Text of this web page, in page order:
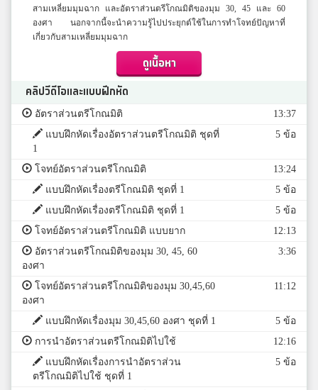
สามเหลี่ยมมุมฉาก และอัตราส่วนตรีโกณมิติของมุม 30, 45 และ 60
องศา นอกจากนี้จะนำความรู้ไปประยุกต์ใช้ในการทำโจทย์ปัญหาที่
เกี่ยวกับสามเหลี่ยมมุมฉาก
ดูเนื้อหา
คลิปวีดีโอและแบบฝึกหัด
อัตราส่วนตรีโกณมิติ
13:37
แบบฝึกหัดเรื่องอัตราส่วนตรีโกณมิติ ชุดที่
1
5 ข้อ
โจทย์อัตราส่วนตรีโกณมิติ
13:24
แบบฝึกหัดเรื่องตรีโกณมิติ ชุดที่ 1
5 ข้อ
แบบฝึกหัดเรื่องตรีโกณมิติ ชุดที่ 1
5 ข้อ
โจทย์อัตราส่วนตรีโกณมิติ แบบยาก
12:13
อัตราส่วนตรีโกณมิติของมุม 30, 45, 60
องศา
3:36
โจทย์อัตราส่วนตรีโกณมิติของมุม 30,45,60
องศา
11:12
แบบฝึกหัดเรื่องมุม 30,45,60 องศา ชุดที่ 1
5 ข้อ
การนำอัตราส่วนตรีโกณมิติไปใช้
12:16
แบบฝึกหัดเรื่องการนำอัตราส่วน
ตรีโกณมิติไปใช้ ชุดที่ 1
5 ข้อ